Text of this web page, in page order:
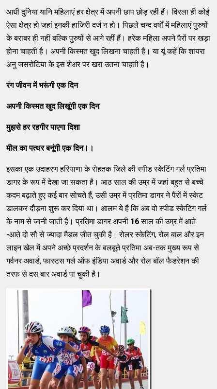
आधी दुनिया यानि महिलाएं हर क्षेत्र में अपनी छाप छोड़ रही हैं। विरला ही कोई
ऐसा क्षेत्र हो जहां इनकी हाजिरी दर्ज न हो। पिछले चन्द वर्षों में महिलाएं पुरुषों
के बराबर ही नहीं बल्कि पुरुषों से आगे रहीं हैं। हरेक महिला अपने पैरों पर खड़ा
होना चाहती है। अपनी किस्मत खुद लिखना चाहती है। या यूं कहें कि शायरा
अनु जसरोटिया के इस शेअर पर खरा उतना चाहती है।
रंग जीवन में भरूंगी एक दिन
अपनी किस्मत खुद लिखूंगी एक दिन
मुझसे हर रहगीर पाएगा दिशा
मील का पत्थर बनूंगी एक दिन।।
इसका एक उदाहरण हरियाणा के रोहतक जिले की स्पीड स्केटिंग गर्ल प्रतिमा
डागर के रूप में देखा जा सकता है। आठ साल की उम्र में जहां बहुत से बच्चे
कदम बढ़ाते हुए कई बार सोचते हैं, उसी उम्र में प्रतिमा डागर ने पैंरों में स्केट
डालकर दौड़ना शुरू कर दिया था। आलम ये है कि अब वो स्पीड स्केटिंग गर्ल
के नाम से जानी जाती है। प्रतिमा डागर अपनी 16साल की उम्र में आते
-आते दो सौ से ज्यादा मैडल जीत चुकी है। रोलर स्केटिंग, रोल बाल और इन
लाइन खेल में अपने अच्छे प्रदर्शन के बलबूते प्रतिमा अब-तक मुख्य रूप से
गर्वनर अवार्ड, फास्टस गर्ल ऑफ इंडिया अवार्ड और रोल बॉल फैडरेशन की
तरफ से दस बार अवार्ड पा चुकी है।